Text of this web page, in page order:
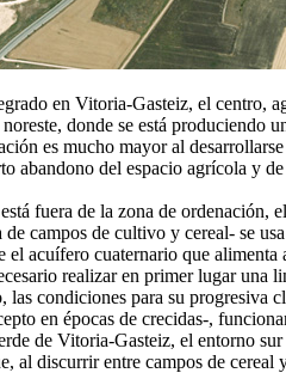
en Vitoria-Gasteiz, el centro,
donde se está produciendo
es mucho mayor al
abandono del espacio agrícola y
fuera de la zona de
de cultivo y cereal- se
acuífero cuaternario que
realizar en primer lugar
condiciones para su progresiva
en épocas de crecidas-,
de Vitoria-Gasteiz, el entorno
discurrir entre campos de